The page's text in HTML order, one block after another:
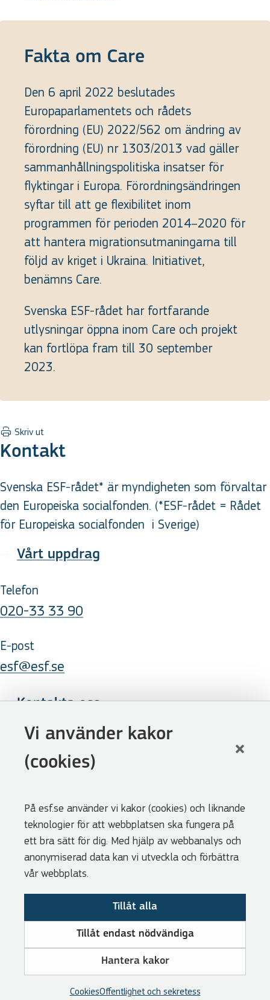
Vi använder kakor
(cookies)
På esf.se använder vi kakor (cookies) och liknande
teknologier för att webbplatsen ska fungera på
ett bra sätt för dig. Med hjälp av webbanalys och
anonymiserad data kan vi utveckla och förbättra
vår webbplats.
Tillåt alla
Tillåt endast nödvändiga
Hantera kakor
CookiesOffentlighet och sekretess
Fakta om Care
Den 6 april 2022 beslutades
Europaparlamentets och rådets
förordning (EU) 2022/562 om ändring av
förordning (EU) nr 1303/2013 vad gäller
sammanhållningspolitiska insatser för
flyktingar i Europa. Förordningsändringen
syftar till att ge flexibilitet inom
programmen för perioden 2014–2020 för
att hantera migrationsutmaningarna till
följd av kriget i Ukraina. Initiativet,
benämns Care.
Svenska ESF-rådet har fortfarande
utlysningar öppna inom Care och projekt
kan fortlöpa fram till 30 september
2023.
Skriv ut
Kontakt
Svenska ESF-rådet* är myndigheten som förvaltar
den Europeiska socialfonden. (*ESF-rådet = Rådet
för Europeiska socialfonden i Sverige)
Vårt uppdrag
Telefon
020-33 33 90
E-post
esf@esf.se
Kontakta oss
Följ oss
LinkedIn
Nyhetsbrev
Genvägar
Webbshoppen
Visselblåsarfunktion